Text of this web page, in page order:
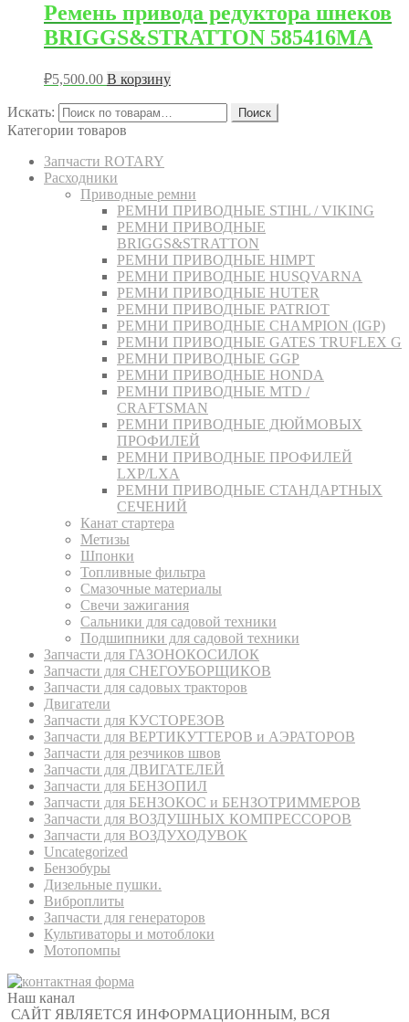
Ремень привода редуктора шнеков
BRIGGS&STRATTON 585416MA
₽5,500.00 В корзину
Искать: Поиск
Категории товаров
Запчасти ROTARY
Расходники
Приводные ремни
РЕМНИ ПРИВОДНЫЕ STIHL / VIKING
РЕМНИ ПРИВОДНЫЕ
BRIGGS&STRATTON
РЕМНИ ПРИВОДНЫЕ HIMPT
РЕМНИ ПРИВОДНЫЕ HUSQVARNA
РЕМНИ ПРИВОДНЫЕ HUTER
РЕМНИ ПРИВОДНЫЕ PATRIOT
РЕМНИ ПРИВОДНЫЕ CHAMPION (IGP)
РЕМНИ ПРИВОДНЫЕ GATES TRUFLEX G
РЕМНИ ПРИВОДНЫЕ GGP
РЕМНИ ПРИВОДНЫЕ HONDA
РЕМНИ ПРИВОДНЫЕ MTD /
CRAFTSMAN
РЕМНИ ПРИВОДНЫЕ ДЮЙМОВЫХ
ПРОФИЛЕЙ
РЕМНИ ПРИВОДНЫЕ ПРОФИЛЕЙ
LXP/LXA
РЕМНИ ПРИВОДНЫЕ СТАНДАРТНЫХ
СЕЧЕНИЙ
Канат стартера
Метизы
Шпонки
Топливные фильтра
Смазочные материалы
Свечи зажигания
Сальники для садовой техники
Подшипники для садовой техники
Запчасти для ГАЗОНОКОСИЛОК
Запчасти для СНЕГОУБОРЩИКОВ
Запчасти для садовых тракторов
Двигатели
Запчасти для КУСТОРЕЗОВ
Запчасти для ВЕРТИКУТТЕРОВ и АЭРАТОРОВ
Запчасти для резчиков швов
Запчасти для ДВИГАТЕЛЕЙ
Запчасти для БЕНЗОПИЛ
Запчасти для БЕНЗОКОС и БЕНЗОТРИММЕРОВ
Запчасти для ВОЗДУШНЫХ КОМПРЕССОРОВ
Запчасти для ВОЗДУХОДУВОК
Uncategorized
Бензобуры
Дизельные пушки.
Виброплиты
Запчасти для генераторов
Культиваторы и мотоблоки
Мотопомпы
Наш канал
САЙТ ЯВЛЯЕТСЯ ИНФОРМАЦИОННЫМ, ВСЯ